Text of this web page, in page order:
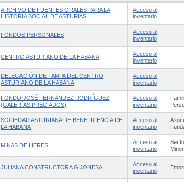
ARCHIVO DE FUENTES ORALES PARA LA
HISTORIA SOCIAL DE ASTURIAS
Acceso al
inventario
FONDOS PERSONALES
Acceso al
inventario
CENTRO ASTURIANO DE LA HABANA
Acceso al
inventario
DELEGACIÓN DE TAMPA DEL CENTRO
ASTURIANO DE LA HABANA
Acceso al
inventario
FONDO JOSÉ FERNÁNDEZ RODRÍGUEZ
(GALERÍAS PRECIADOS)
Acceso al
inventario
SOCIEDAD ASTURIANA DE BENEFICENCIA DE
LA HABANA
Acceso al
inventario
MINAS DE LIERES
Acceso al
inventario
JULIANA CONSTRUCTORA GIJONESA
Acceso al
inventario